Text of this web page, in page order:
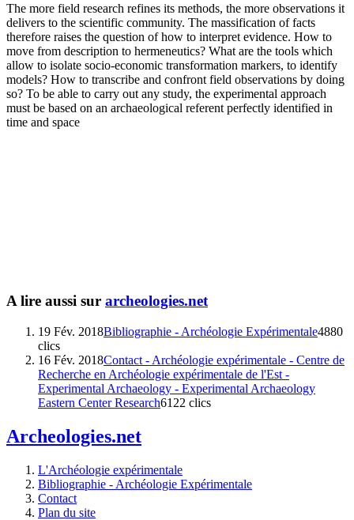
The more field research refines its methods, the more observations it
delivers to the scientific community. The massification of facts
therefore raises the question of how to interpret evidence. How to
move from description to hermeneutics? What are the tools which
allow to isolate socio-economic transformation markers, to identify
models? How to transcribe and confront field observations by doing
so? To be able to carry out any study, the experimental approach
must be based on an archaeological referent perfectly identified in
time and space
A lire aussi sur archeologies.net
19 Fév. 2018Bibliographie - Archéologie Expérimentale4880
clics
16 Fév. 2018Contact - Archéologie expérimentale - Centre de
Recherche en Archéologie expérimentale de l'Est -
Experimental Archaeology - Experimental Archaeology
Eastern Center Research6122 clics
Archeologies.net
L'Archéologie expérimentale
Bibliographie - Archéologie Expérimentale
Contact
Plan du site